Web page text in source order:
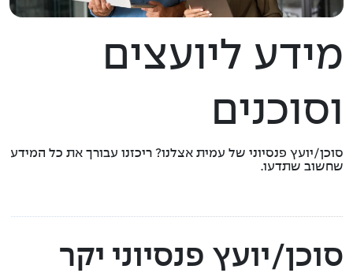
מידע ליועצים
וסוכנים
סוכן/יועץ פנסיוני של עמית אצלנו? ריכזנו עבורך את כל המידע
שחשוב שתדעו.
סוכן/יועץ פנסיוני יקר